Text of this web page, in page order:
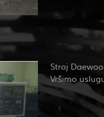
Stroj
Vršimo